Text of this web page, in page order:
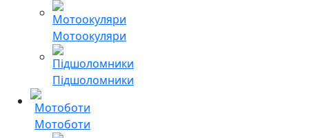
Мотоокуляри
Підшоломники
Мотоботи